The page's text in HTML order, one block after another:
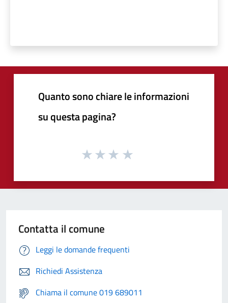
Quanto sono chiare le informazioni
su questa pagina?
Contatta il comune
Leggi le domande frequenti
Richiedi Assistenza
Chiama il comune 019 689011